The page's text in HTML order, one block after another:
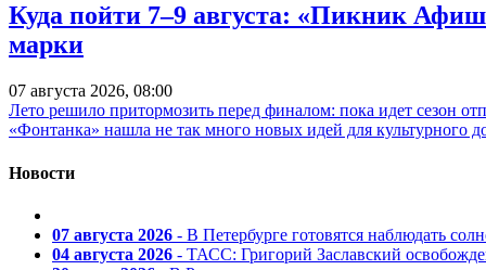
Куда пойти 7–9 августа: «Пикник
марки
07 августа 2026, 08:00
Лето решило притормозить перед финалом: пока идет сезон
«Фонтанка» нашла не так много новых идей для культурного
Новости
07 августа 2026 - В Петербурге готовятся наблюдать
04 августа 2026 - ТАСС: Григорий Заславский